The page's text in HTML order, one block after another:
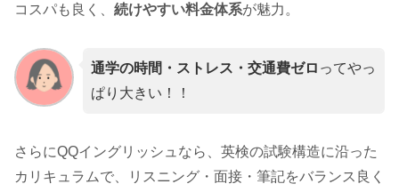
コスパも良く、 続けやすい料金体系が魅力。
通学の時間・ストレス・交通費ゼロ ってやっ
ぱり大きい！！
さらにQQイングリッシュなら、英検の試験構造に沿った
カリキュラムで、リスニング・面接・筆記をバランス良く